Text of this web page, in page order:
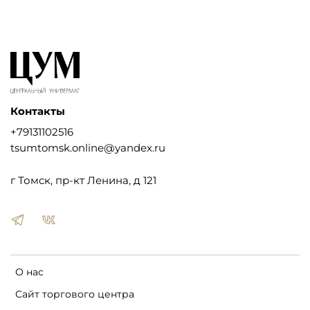
О нас
Сайт торгового центра
Контакты
+79131102516
tsumtomsk.online@yandex.ru
г Томск, пр-кт Ленина, д 121